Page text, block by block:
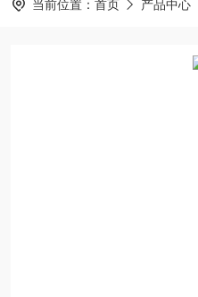
当前位置： 首页 产品中心